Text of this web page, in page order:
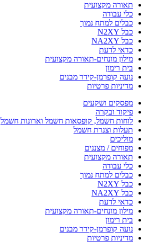
תאורה מקצועית
כלי עבודה
כבלים למתח נמוך
כבל N2XY
כבל NA2XY
כדאי לדעת
מילון מונחים-תאורה מקצועית
בית רימון
נועה קופרמן-קידר מבנים
מדיניות פרטיות
מפסקים ושקעים
פיקוד ובקרה
לוחות חשמל, קופסאות חשמל וארונות חשמל
תעלות וצנרת חשמל
מוליכים
מפוחים / מצננים
תאורה מקצועית
כלי עבודה
כבלים למתח נמוך
כבל N2XY
כבל NA2XY
כדאי לדעת
מילון מונחים-תאורה מקצועית
בית רימון
נועה קופרמן-קידר מבנים
מדיניות פרטיות